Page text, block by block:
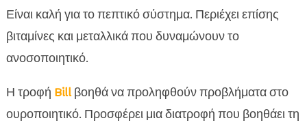
Είναι καλή για το πεπτικό σύστημα. Περιέχει επίσης
βιταμίνες και μεταλλικά που δυναμώνουν το
ανοσοποιητικό.
Η τροφή Billβοηθά να προληφθούν προβλήματα στο
ουροποιητικό. Προσφέρει μια διατροφή που βοηθάει τη